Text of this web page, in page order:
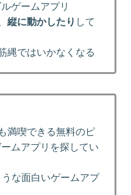
ゲームアプリ
、縦に動かしたり して
縄ではいかなくなる
満喫できる無料のピ
ムアプリを探してい
うな面白いゲームアプ